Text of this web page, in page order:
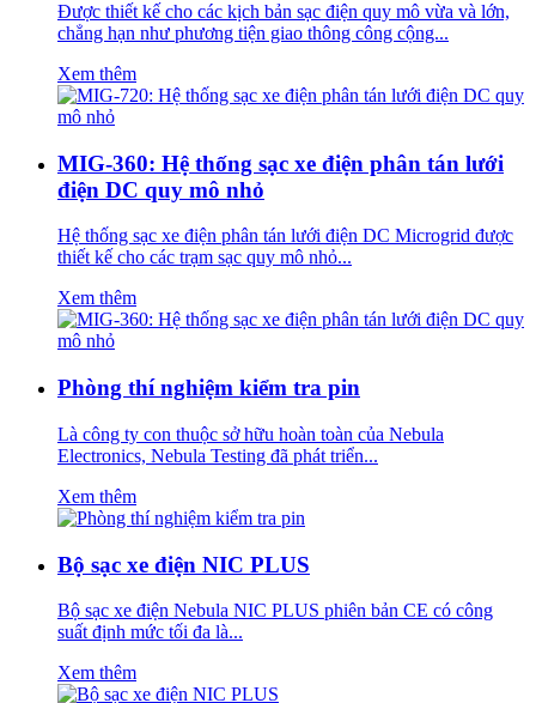
Được thiết kế cho các kịch bản sạc điện quy mô vừa và lớn,
chẳng hạn như phương tiện giao thông công cộng...
Xem thêm
MIG-360: Hệ thống sạc xe điện phân tán lưới
điện DC quy mô nhỏ
Hệ thống sạc xe điện phân tán lưới điện DC Microgrid được
thiết kế cho các trạm sạc quy mô nhỏ...
Xem thêm
Phòng thí nghiệm kiểm tra pin
Là công ty con thuộc sở hữu hoàn toàn của Nebula
Electronics, Nebula Testing đã phát triển...
Xem thêm
Bộ sạc xe điện NIC PLUS
Bộ sạc xe điện Nebula NIC PLUS phiên bản CE có công
suất định mức tối đa là...
Xem thêm